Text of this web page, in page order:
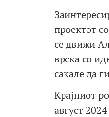
проектот
се движи
врска со
сакале да
Крајниот
август